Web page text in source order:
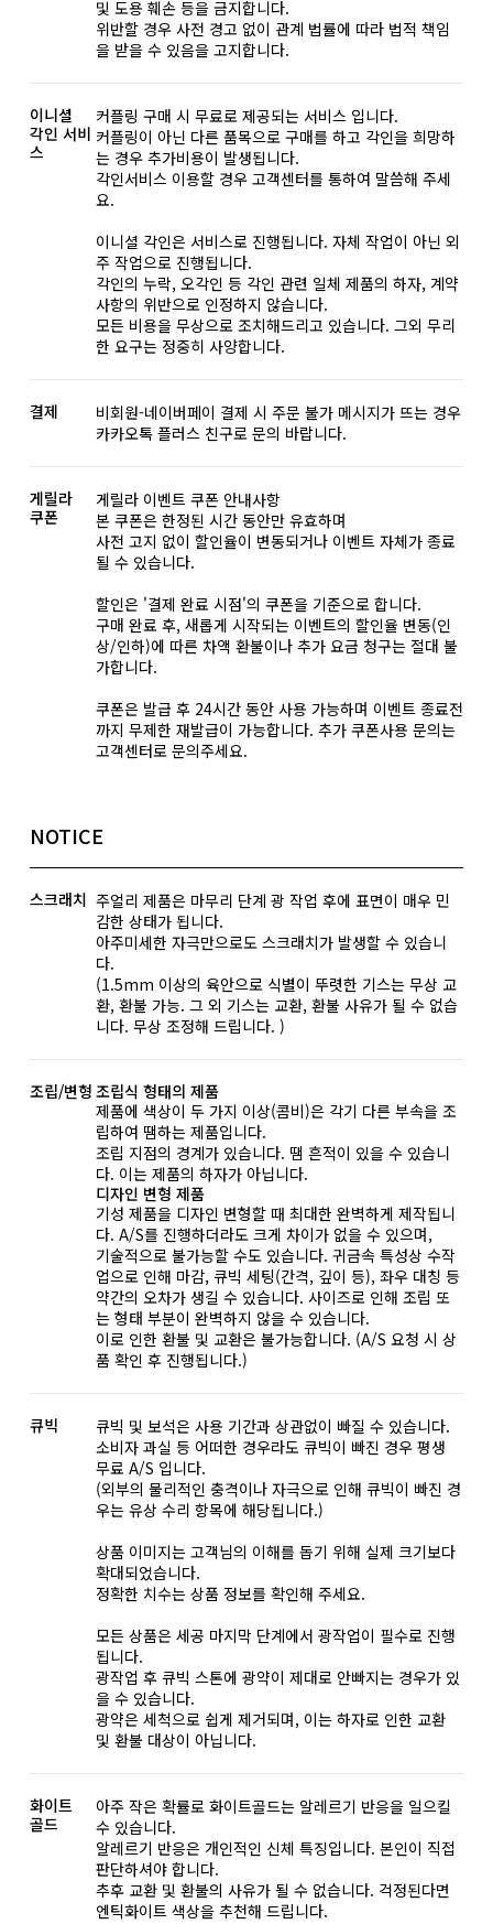
및 도용 훼손 등을 금지합니다.
위반할 경우 사전 경고 없이 관계 법률에 따라 법적 책임
을 받을 수 있음을 고지합니다.
이니셜
각인 서비
스
커플링 구매 시 무료로 제공되는 서비스 입니다.
커플링이 아닌 다른 품목으로 구매를 하고 각인을 희망하
는 경우 추가비용이 발생됩니다.
각인서비스 이용할 경우 고객센터를 통하여 말씀해 주세
요.
이니셜 각인은 서비스로 진행됩니다. 자체 작업이 아닌 외
주 작업으로 진행됩니다.
각인의 누락, 오각인 등 각인 관련 일체 제품의 하자, 계약
사항의 위반으로 인정하지 않습니다.
모든 비용을 무상으로 조치해드리고 있습니다. 그외 무리
한 요구는 정중히 사양합니다.
결제
비회원-네이버페이 결제 시 주문 불가 메시지가 뜨는 경우
카카오톡 플러스 친구로 문의 바랍니다.
게릴라
쿠폰
게릴라 이벤트 쿠폰 안내사항
본 쿠폰은 한정된 시간 동안만 유효하며
사전 고지 없이 할인율이 변동되거나 이벤트 자체가 종료
될 수 있습니다.
할인은 '결제 완료 시점'의 쿠폰을 기준으로 합니다.
구매 완료 후, 새롭게 시작되는 이벤트의 할인율 변동(인
상/인하)에 따른 차액 환불이나 추가 요금 청구는 절대 불
가합니다.
쿠폰은 발급 후 24시간 동안 사용 가능하며 이벤트 종료전
까지 무제한 재발급이 가능합니다. 추가 쿠폰사용 문의는
고객센터로 문의주세요.
NOTICE
스크래치 주얼리 제품은 마무리 단계 광 작업 후에 표면이 매우 민
감한 상태가 됩니다.
아주미세한 자극만으로도 스크래치가 발생할 수 있습니
다.
(1.5mm 이상의 육안으로 식별이 뚜렷한 기스는 무상 교
환, 환불 가능. 그 외 기스는 교환, 환불 사유가 될 수 없습
니다. 무상 조정해 드립니다. )
조립/변형 조립식 형태의 제품
제품에 색상이 두 가지 이상(콤비)은 각기 다른 부속을 조
립하여 땜하는 제품입니다.
조립 지점의 경계가 있습니다. 땜 흔적이 있을 수 있습니
다. 이는 제품의 하자가 아닙니다.
디자인 변형 제품
기성 제품을 디자인 변형할 때 최대한 완벽하게 제작됩니
다. A/S를 진행하더라도 크게 차이가 없을 수 있으며,
기술적으로 불가능할 수도 있습니다. 귀금속 특성상 수작
업으로 인해 마감, 큐빅 세팅(간격, 깊이 등), 좌우 대칭 등
약간의 오차가 생길 수 있습니다. 사이즈로 인해 조립 또
는 형태 부분이 완벽하지 않을 수 있습니다.
이로 인한 환불 및 교환은 불가능합니다. (A/S 요청 시 상
품 확인 후 진행됩니다.)
큐빅
큐빅 및 보석은 사용 기간과 상관없이 빠질 수 있습니다.
소비자 과실 등 어떠한 경우라도 큐빅이 빠진 경우 평생
무료 A/S 입니다.
(외부의 물리적인 충격이나 자극으로 인해 큐빅이 빠진 경
우는 유상 수리 항목에 해당됩니다.)
상품 이미지는 고객님의 이해를 돕기 위해 실제 크기보다
확대되었습니다.
정확한 치수는 상품 정보를 확인해 주세요.
모든 상품은 세공 마지막 단계에서 광작업이 필수로 진행
됩니다.
광작업 후 큐빅 스톤에 광약이 제대로 안빠지는 경우가 있
을 수 있습니다.
광약은 세척으로 쉽게 제거되며, 이는 하자로 인한 교환
및 환불 대상이 아닙니다.
화이트
골드
아주 작은 확률로 화이트골드는 알레르기 반응을 일으킬
수 있습니다.
알레르기 반응은 개인적인 신체 특징입니다. 본인이 직접
판단하셔야 합니다.
추후 교환 및 환불의 사유가 될 수 없습니다. 걱정된다면
엔틱화이트 색상을 추천해 드립니다.